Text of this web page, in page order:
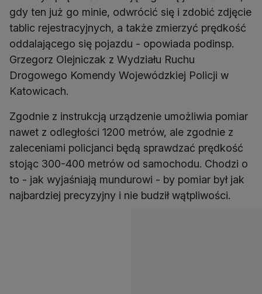
gdy ten już go minie, odwrócić się i zdobić zdjęcie
tablic rejestracyjnych, a także zmierzyć prędkość
oddalającego się pojazdu - opowiada podinsp.
Grzegorz Olejniczak z Wydziału Ruchu
Drogowego Komendy Wojewódzkiej Policji w
Katowicach.
Zgodnie z instrukcją urządzenie umożliwia pomiar
nawet z odległości 1200 metrów, ale zgodnie z
zaleceniami policjanci będą sprawdzać prędkość
stojąc 300-400 metrów od samochodu. Chodzi o
to - jak wyjaśniają mundurowi - by pomiar był jak
najbardziej precyzyjny i nie budził wątpliwości.